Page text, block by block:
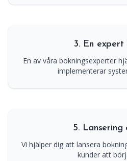
3. En
En av våra bokningsexperter
implementerar
5. Lansering
Vi hjälper dig att lansera
kunder att